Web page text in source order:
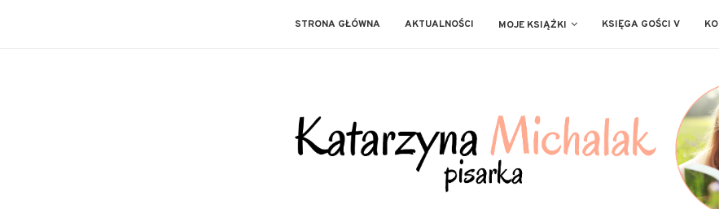
STRONA GŁÓWNA AKTUALNOŚCI MOJE KSIĄŻKI KSIĘGA GOŚCI V